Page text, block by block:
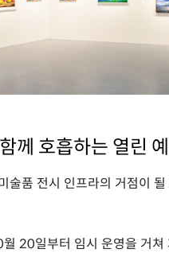
께 호흡하는 열린
술품 전시 인프라의 거점이
20일부터 임시 운영을 거